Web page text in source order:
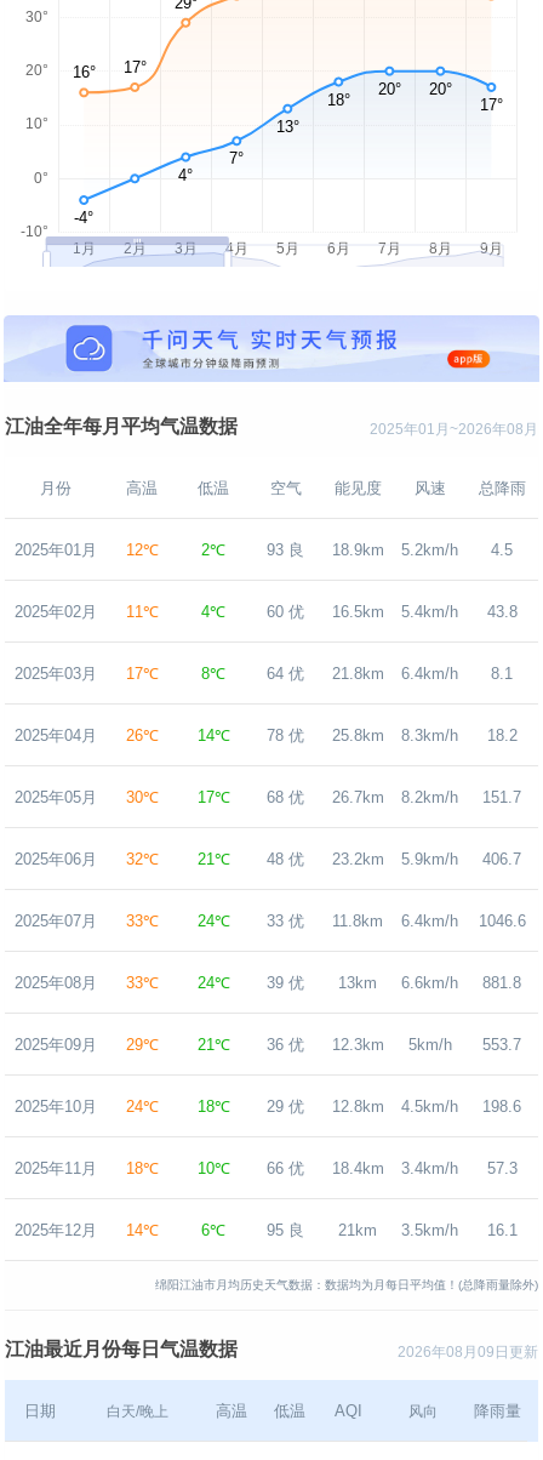
2025年01月~2026年08月
江油全年每月平均气温数据
月份 高温 低温 空气 能见度 风速 总降雨
2025年01月 12℃ 2℃ 93 良 18.9km 5.2km/h 4.5
2025年02月 11℃ 4℃ 60 优 16.5km 5.4km/h 43.8
2025年03月 17℃ 8℃ 64 优 21.8km 6.4km/h 8.1
2025年04月 26℃ 14℃ 78 优 25.8km 8.3km/h 18.2
2025年05月 30℃ 17℃ 68 优 26.7km 8.2km/h 151.7
2025年06月 32℃ 21℃ 48 优 23.2km 5.9km/h 406.7
2025年07月 33℃ 24℃ 33 优 11.8km 6.4km/h 1046.6
2025年08月 33℃ 24℃ 39 优 13km 6.6km/h 881.8
2025年09月 29℃ 21℃ 36 优 12.3km 5km/h 553.7
2025年10月 24℃ 18℃ 29 优 12.8km 4.5km/h 198.6
2025年11月 18℃ 10℃ 66 优 18.4km 3.4km/h 57.3
2025年12月 14℃ 6℃ 95 良 21km 3.5km/h 16.1
绵阳江油市月均历史天气数据：数据均为月每日平均值！(总降雨量除外)
2026年08月09日更新
江油最近月份每日气温数据
日期 白天/晚上 高温 低温 AQI 风向 降雨量